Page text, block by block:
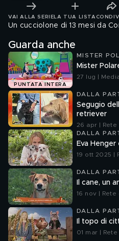
VAI ALLA SERIE LA TUA LISTA
Un cucciolone di 13 mesi da
Guarda anche
PUNTATA INTERA
MISTER
Mister
27 lug |
DALLA
Segugio
retriever
26 apr | Rete
DALLA
Eva
19 ott 2025 |
DALLA
Il cane, un
16 nov | Rete
DALLA
Il topo di
01 mar | Rete